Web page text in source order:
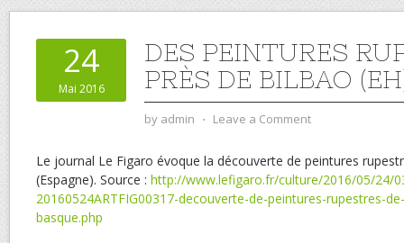
24
Mai 2016
DES PEINTURES
PRÈS DE BILBAO
by admin ⋅ Leave a Comment
Le journal Le Figaro évoque la découverte de peintures
(Espagne). Source : http://www.lefigaro.fr/culture/2016/05/24/
20160524ARTFIG00317-decouverte-de-peintures-rupestres-
basque.php